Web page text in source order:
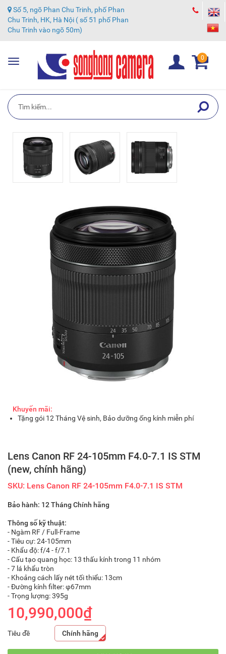
Số 5, ngõ Phan Chu Trinh, phố Phan
Chu Trinh, HK, Hà Nội ( số 51 phố Phan
Chu Trinh vào ngõ 50m)
Toggle
navigation
0
Khuyến mãi:
Tặng gói 12 Tháng Vệ sinh, Bảo dưỡng ống kính miễn phí
Lens Canon RF 24-105mm F4.0-7.1 IS STM
(new, chính hãng)
SKU: Lens Canon RF 24-105mm F4.0-7.1 IS STM
Bảo hành: 12 Tháng Chính hãng
Thông số kỹ thuật:
- Ngàm RF / Full-Frame
- Tiêu cự: 24-105mm
- Khẩu độ: f/4 - f/7.1
- Cấu tạo quang học: 13 thấu kính trong 11 nhóm
- 7 lá khẩu tròn
- Khoảng cách lấy nét tối thiểu: 13cm
- Đường kính filter: φ67mm
- Trọng lượng: 395g
10,990,000₫
Tiêu đề Chính hãng